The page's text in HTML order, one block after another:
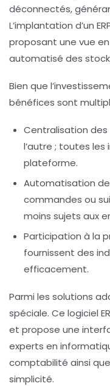
déconnectés,
L’implantation d’un
proposant une vue
automatisé des
Bien que
bénéfices sont
Centralisation des
l’autre ; toutes
plateforme.
Automatisation
commandes ou
moins sujets aux
Participation à la
fournissent des
efficacement.
Parmi les solutions
spéciale. Ce logiciel
et propose une
experts en
comptabilité ainsi
simplicité.